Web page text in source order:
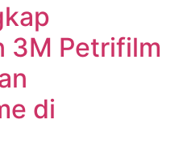
3M Petrifilm
di